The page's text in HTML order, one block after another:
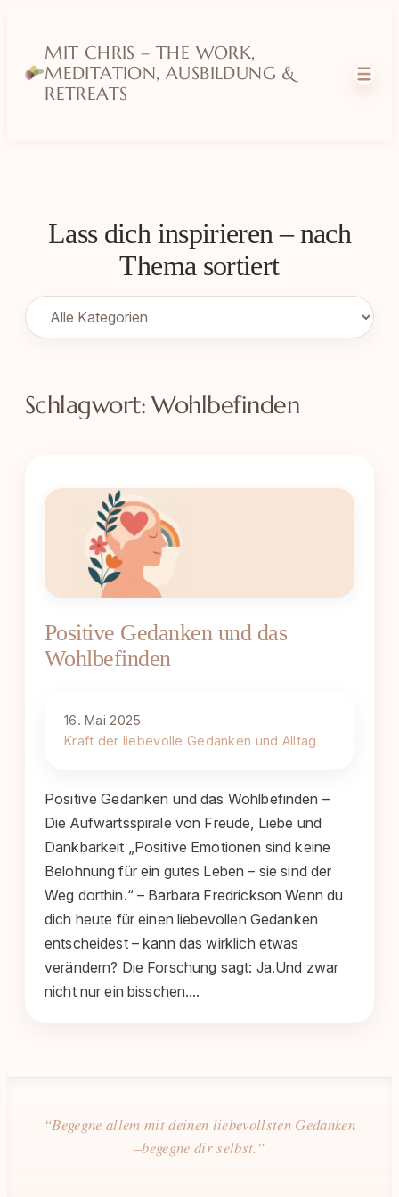
MIT CHRIS – THE WORK,
MEDITATION, AUSBILDUNG &
RETREATS
Lass dich inspirieren – nach
Thema sortiert
Schlagwort:Wohlbefinden
Positive Gedanken und das
Wohlbefinden
16. Mai 2025
Kraft der liebevolle Gedanken und Alltag
Positive Gedanken und das Wohlbefinden –
Die Aufwärtsspirale von Freude, Liebe und
Dankbarkeit „Positive Emotionen sind keine
Belohnung für ein gutes Leben – sie sind der
Weg dorthin.“ – Barbara Fredrickson Wenn du
dich heute für einen liebevollen Gedanken
entscheidest – kann das wirklich etwas
verändern? Die Forschung sagt: Ja.Und zwar
nicht nur ein bisschen.…